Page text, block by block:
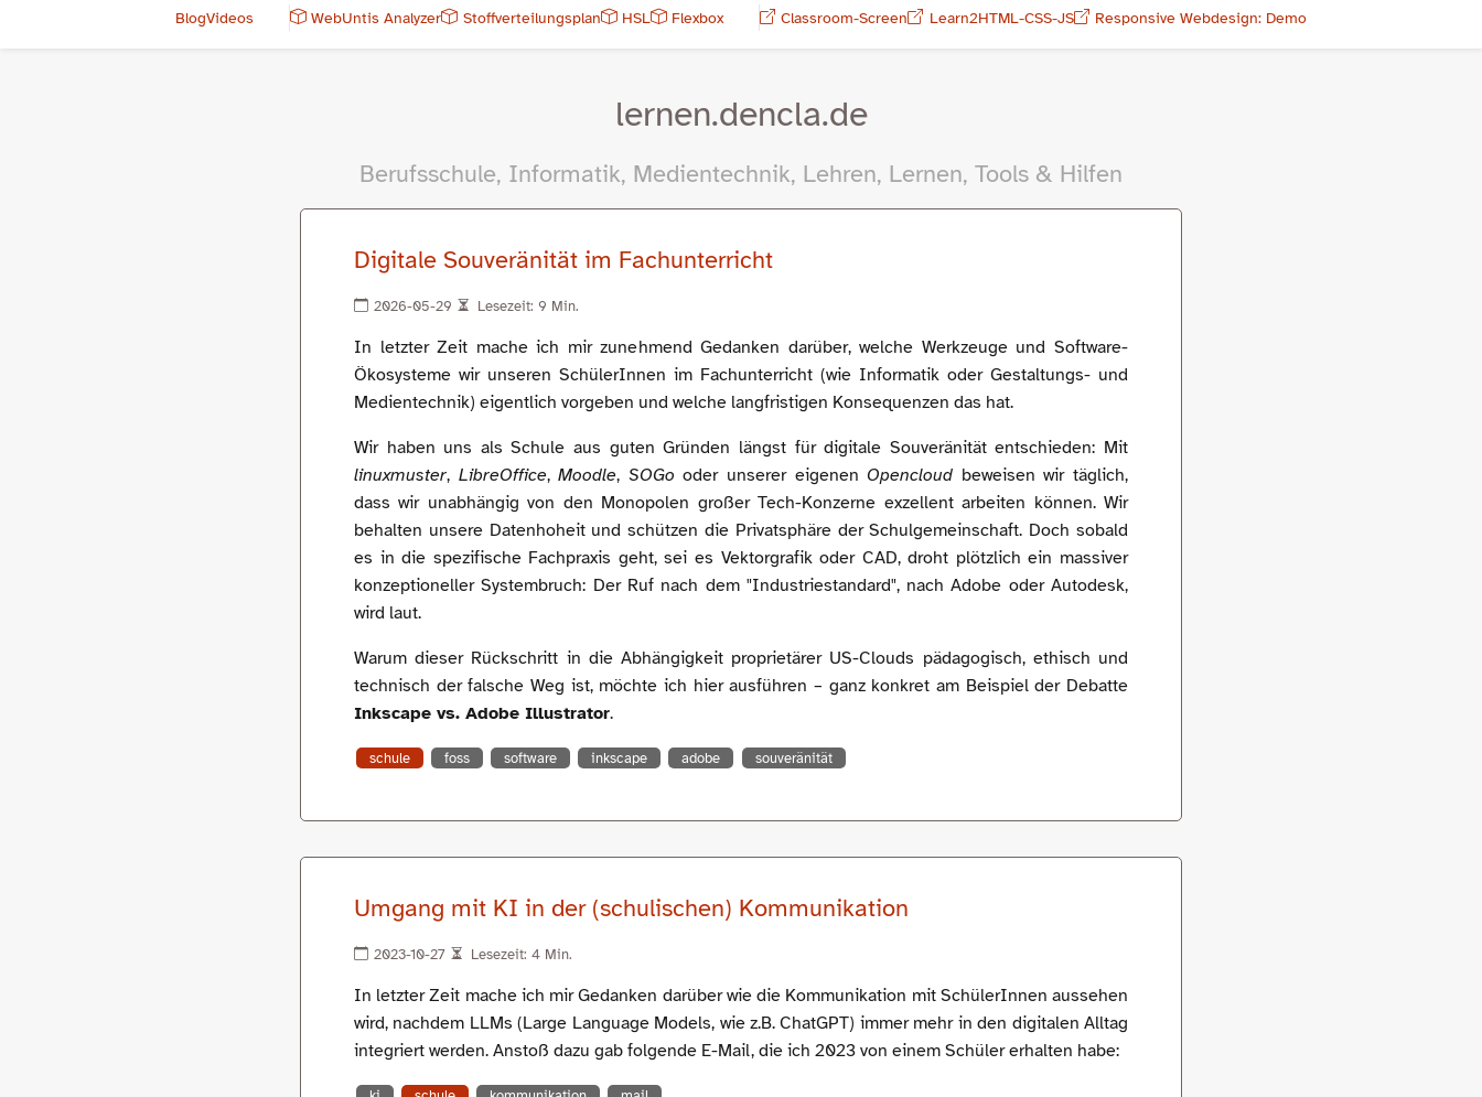
BlogVideos WebUntis Analyzer Stoffverteilungsplan HSL Flexbox Classroom-Screen Learn2HTML-CSS-JS Responsive Webdesign: Demo
lernen.dencla.de
Berufsschule, Informatik, Medientechnik, Lehren, Lernen, Tools & Hilfen
Digitale Souveränität im Fachunterricht
2026-05-29 Lesezeit: 9 Min.
In letzter Zeit mache ich mir zunehmend Gedanken darüber, welche Werkzeuge und Software-
Ökosysteme wir unseren SchülerInnen im Fachunterricht (wie Informatik oder Gestaltungs- und
Medientechnik) eigentlich vorgeben und welche langfristigen Konsequenzen das hat.
Wir haben uns als Schule aus guten Gründen längst für digitale Souveränität entschieden: Mit
linuxmuster, LibreOffice,Moodle, SOGo oder unserer eigenenOpencloud beweisen wir täglich,
dass wir unabhängig von den Monopolen großer Tech-Konzerne exzellent arbeiten können. Wir
behalten unsere Datenhoheit und schützen die Privatsphäre der Schulgemeinschaft. Doch sobald
es in die spezifische Fachpraxis geht, sei es Vektorgrafik oder CAD, droht plötzlich ein massiver
konzeptioneller Systembruch: Der Ruf nach dem "Industriestandard", nach Adobe oder Autodesk,
wird laut.
Warum dieser Rückschritt in die Abhängigkeit proprietärer US-Clouds pädagogisch, ethisch und
technisch der falsche Weg ist, möchte ich hier ausführen – ganz konkret am Beispiel der Debatte
Inkscape vs. Adobe Illustrator.
schule foss software inkscape adobe souveränität
Umgang mit KI in der (schulischen) Kommunikation
2023-10-27 Lesezeit: 4 Min.
In letzter Zeit mache ich mir Gedanken darüber wie die Kommunikation mit SchülerInnen aussehen
wird, nachdem LLMs (Large Language Models, wie z.B. ChatGPT) immer mehr in den digitalen Alltag
integriert werden. Anstoß dazu gab folgende E-Mail, die ich 2023 von einem Schüler erhalten habe: